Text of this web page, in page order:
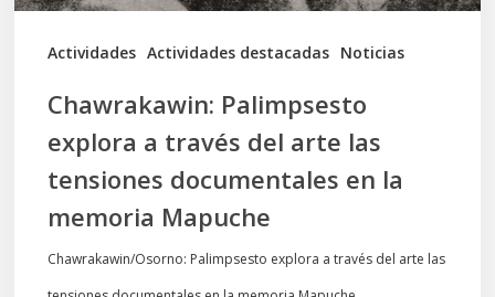
Actividades Actividades destacadas Noticias
tensiones
documentales
memoria
Mapuche
Chawrakawin: Palimpsesto
explora a través del arte las
tensiones documentales en la
memoria Mapuche
Chawrakawin/Osorno: Palimpsesto explora a través del arte las